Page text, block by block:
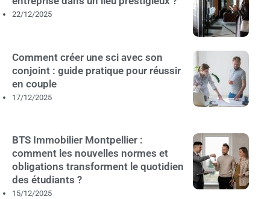
22/12/2025
Comment créer une sci avec son
conjoint : guide pratique pour réussir
en couple
17/12/2025
BTS Immobilier Montpellier :
comment les nouvelles normes et
obligations transforment le quotidien
des étudiants ?
15/12/2025